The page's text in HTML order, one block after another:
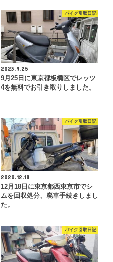
バイク引取日記
2023.9.25
9月25日に東京都板橋区でレッツ
4を無料でお引き取りしました。
バイク引取日記
2020.12.18
12月18日に東京都西東京市でシ
ムを回収処分、廃車手続きしまし
た。
バイク引取日記